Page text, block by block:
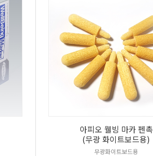
아피오 웰빙 마카 펜촉
(무광 화이트보드용)
무광화이트보드용